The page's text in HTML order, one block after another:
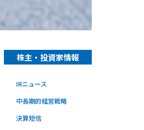
株主・投資家情報
IRニュース
中長期的経営戦略
決算短信